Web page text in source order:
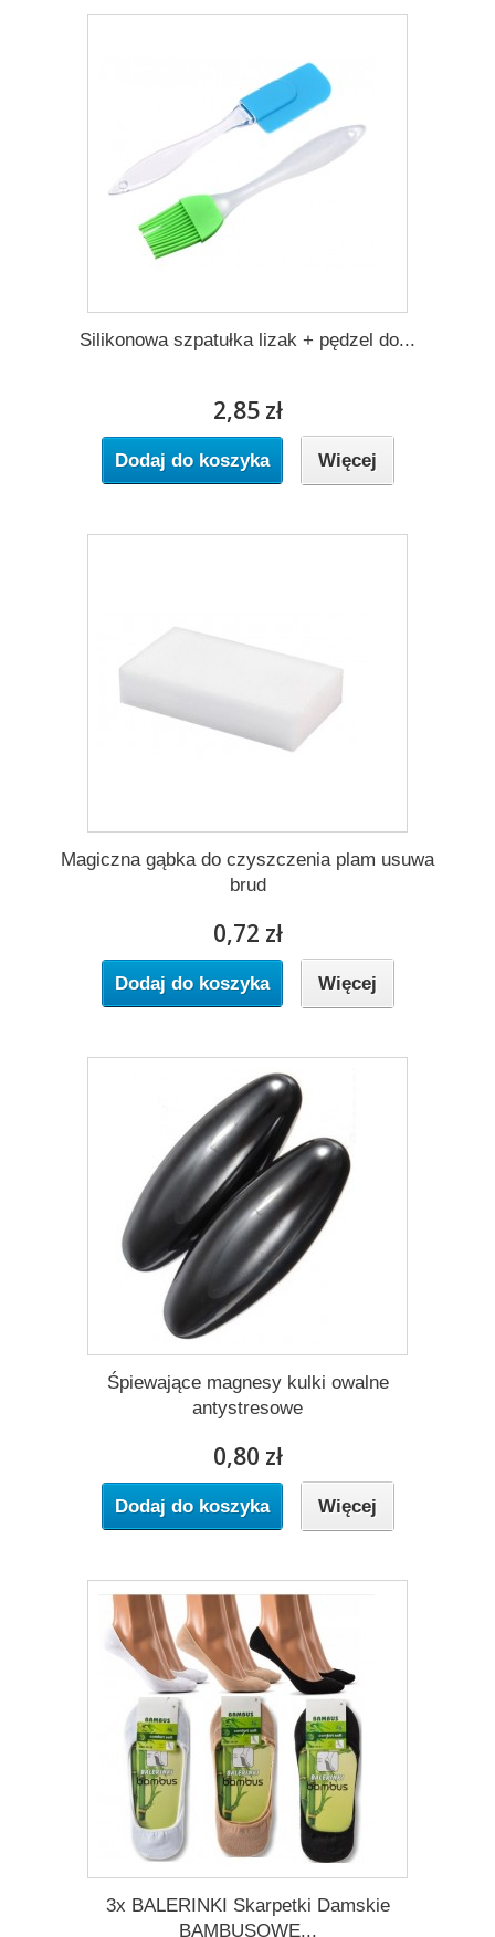
Silikonowa szpatułka lizak + pędzel do...
2,85 zł
Dodaj do koszyka Więcej
Magiczna gąbka do czyszczenia plam usuwa
brud
0,72 zł
Dodaj do koszyka Więcej
Śpiewające magnesy kulki owalne
antystresowe
0,80 zł
Dodaj do koszyka Więcej
3x BALERINKI Skarpetki Damskie
BAMBUSOWE...